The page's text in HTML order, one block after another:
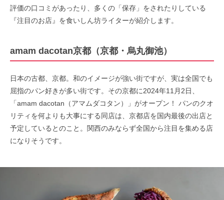
評価の口コミがあったり、多くの「保存」をされたりしている
『注目のお店』を食いしん坊ライターが紹介します。
amam dacotan京都（京都・烏丸御池）
日本の古都、京都。和のイメージが強い街ですが、実は全国でも
屈指のパン好きが多い街です。その京都に2024年11月2日、
「amam dacotan（アマムダコタン）」がオープン！ パンのクオ
リティを何よりも大事にする同店は、京都店を国内最後の出店と
予定しているとのこと。関西のみならず全国から注目を集める店
になりそうです。